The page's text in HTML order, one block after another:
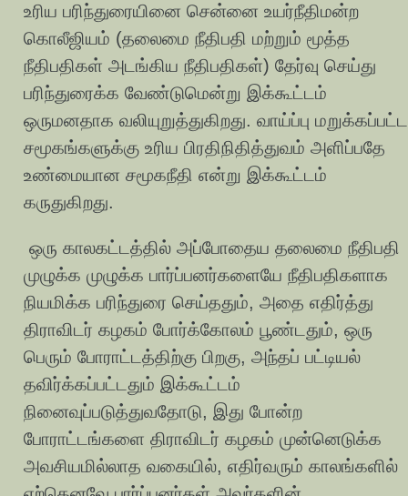
உரிய பரிந்துரையினை சென்னை உயர்நீதிமன்ற
கொலீஜியம் (தலைமை நீதிபதி மற்றும் மூத்த
நீதிபதிகள் அடங்கிய நீதிபதிகள்) தேர்வு செய்து
பரிந்துரைக்க வேண்டுமென்று இக்கூட்டம்
ஒருமனதாக வலியுறுத்துகிறது. வாய்ப்பு மறுக்கப்பட்ட
சமூகங்களுக்கு உரிய பிரதிநிதித்துவம் அளிப்பதே
உண்மையான சமூகநீதி என்று இக்கூட்டம்
கருதுகிறது.
ஒரு காலகட்டத்தில் அப்போதைய தலைமை நீதிபதி
முழுக்க முழுக்க பார்ப்பனர்களையே நீதிபதிகளாக
நியமிக்க பரிந்துரை செய்ததும், அதை எதிர்த்து
திராவிடர் கழகம் போர்க்கோலம் பூண்டதும், ஒரு
பெரும் போராட்டத்திற்கு பிறகு, அந்தப் பட்டியல்
தவிர்க்கப்பட்டதும் இக்கூட்டம்
நினைவுப்படுத்துவதோடு, இது போன்ற
போராட்டங்களை திராவிடர் கழகம் முன்னெடுக்க
அவசியமில்லாத வகையில், எதிர்வரும் காலங்களில்